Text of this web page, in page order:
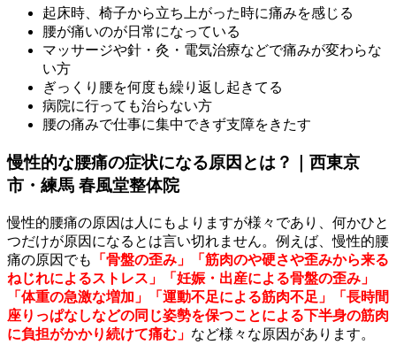
起床時、椅子から立ち上がった時に痛みを感じる
腰が痛いのが日常になっている
マッサージや針・灸・電気治療などで痛みが変わらな
い方
ぎっくり腰を何度も繰り返し起きてる
病院に行っても治らない方
腰の痛みで仕事に集中できず支障をきたす
慢性的な腰痛の症状になる原因とは？｜西東京
市・練馬 春風堂整体院
慢性的腰痛の原因は人にもよりますが様々であり、何かひと
つだけが原因になるとは言い切れません。例えば、慢性的腰
痛の原因でも
「骨盤の歪み」「筋肉のや硬さや歪みから来る
ねじれによるストレス」「妊娠・出産による骨盤の歪み」
「体重の急激な増加」「運動不足による筋肉不足」「長時間
座りっぱなしなどの同じ姿勢を保つことによる下半身の筋肉
に負担がかかり続けて痛む」 など様々な原因があります。